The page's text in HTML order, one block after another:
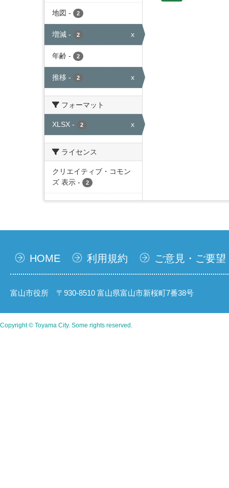
地図 - 2
増減 - 2 x
年齢 - 2
推移 - 2 x
フォーマット
XLSX - 2 x
ライセンス
クリエイティブ・コモン
ズ 表示 - 2
HOME 利用規約 ご意見・ご要望
富山市役所 〒930-8510 富山県富山市新桜町7番38号
Copyright © Toyama City. Some rights reserved.